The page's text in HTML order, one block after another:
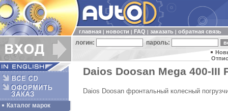
главная новости FAQ заказать обратная связь
логин: пароль:
Каталог марок
Daios Doosan Mega 400-III
Daios Doosan фронтальный колесный